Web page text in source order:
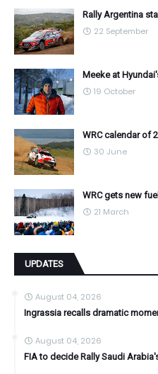
Rally Argentina
22 September
Meeke at
19 October
WRC calendar of
30 June
WRC gets new
21 March
UPDATES
August 04, 2026
Ingrassia recalls dramatic
August 04, 2026
FIA to decide Rally Saudi